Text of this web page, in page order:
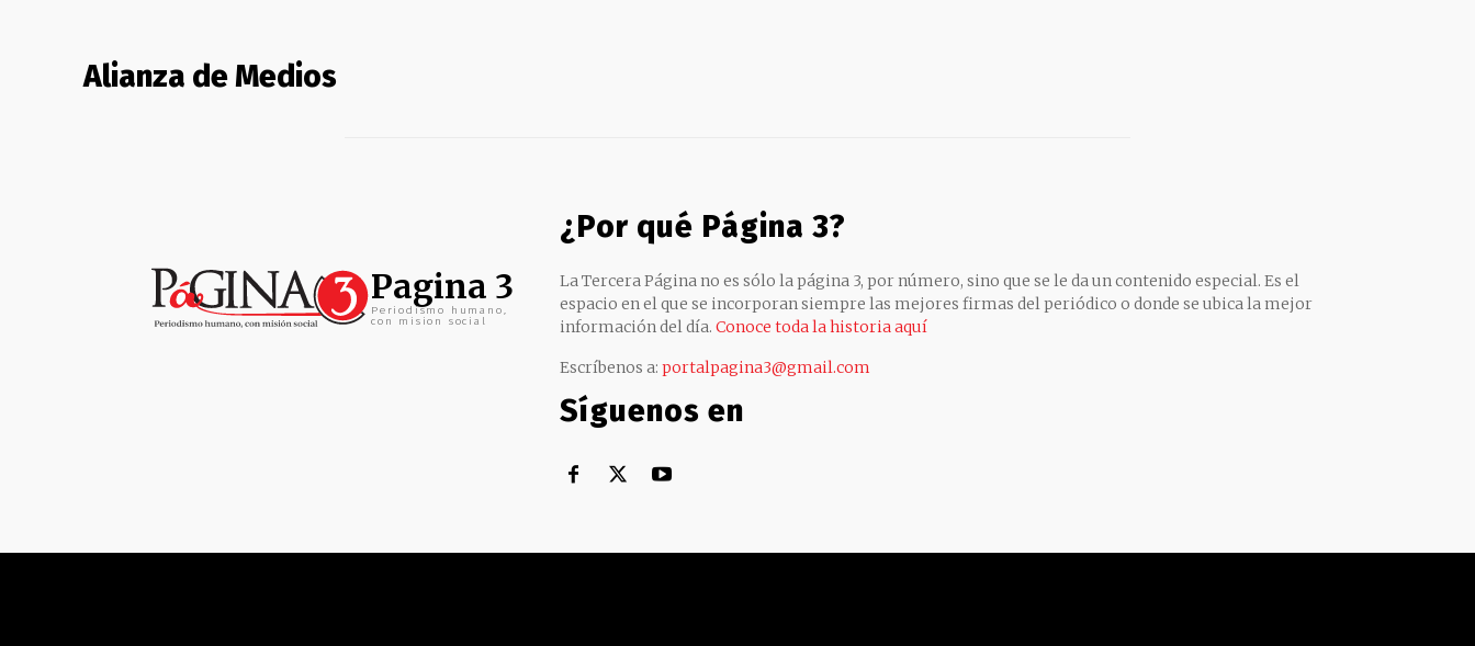
Alianza de Medios
Pagina 3
Periodismo humano,
con mision social
¿Por qué Página 3?
La Tercera Página no es sólo la página 3, por número, sino que se le da un contenido especial. Es el
espacio en el que se incorporan siempre las mejores firmas del periódico o donde se ubica la mejor
información del día. Conoce toda la historia aquí
Escríbenos a: portalpagina3@gmail.com
Síguenos en